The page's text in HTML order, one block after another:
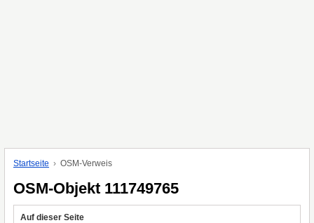
Startseite OSM-Verweis
OSM-Objekt 111749765
Auf dieser Seite